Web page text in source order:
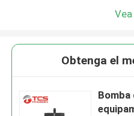
Obtenga el